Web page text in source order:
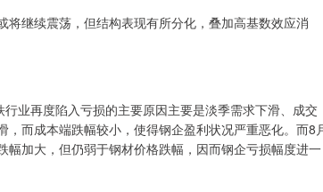
继续震荡，但结构表现有所分化，叠加高基数效应消
业再度陷入亏损的主要原因主要是淡季需求下滑、成交
而成本端跌幅较小，使得钢企盈利状况严重恶化。而8
加大，但仍弱于钢材价格跌幅，因而钢企亏损幅度进一